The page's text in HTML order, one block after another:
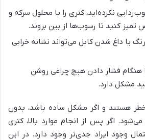
نکرده‌اید، کتری را با محلول سرکه و
کنید تا رسوب‌ها از بین بروند.
رنگ یا داغ شدن کابل می‌تواند نشانه خرابی
هنگام فشار دادن هیچ چراغی روشن
مشکل دارد.
هستند و اگر مشکل ساده باشد، بدون
اگر پس از انجام موارد بالا، کتری
وجود ایراد جدی‌تر وجود دارد. در این